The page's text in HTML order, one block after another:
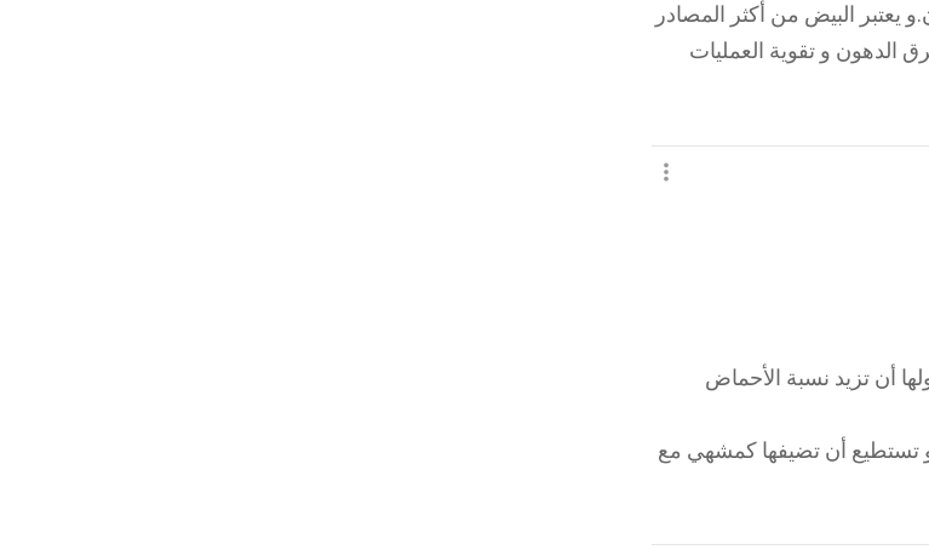
يعتبر البيض من أكثر المصادر
الدهون و تقوية العمليات
أن تزيد نسبة الأحماض
تستطيع أن تضيفها كمشهي مع